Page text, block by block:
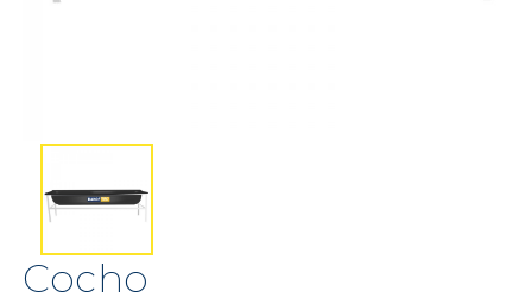
Cocho